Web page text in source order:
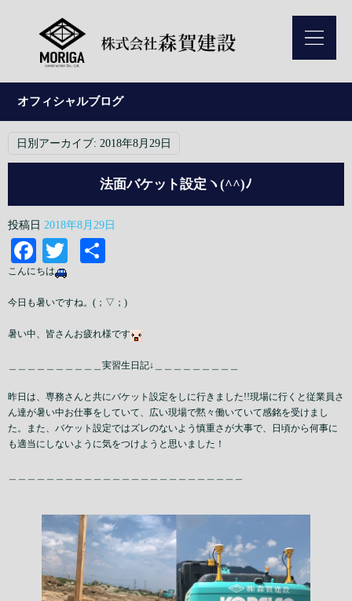
オフィシャルブログ
日別アーカイブ: 2018年8月29日
法面バケット設定ヽ(^^)ﾉ
投稿日 2018年8月29日
Facebook
Twitter
こんにちは
今日も暑いですね。(；▽；)
暑い中、皆さんお疲れ様です
＿＿＿＿＿＿＿＿＿＿実習生日記↓＿＿＿＿＿＿＿＿＿
昨日は、専務さんと共にバケット設定をしに行きました!!現場に行くと従業員さ
ん達が暑い中お仕事をしていて、広い現場で黙々働いていて感銘を受けまし
た。また、バケット設定ではズレのないよう慎重さが大事で、日頃から何事に
も適当にしないように気をつけようと思いました！